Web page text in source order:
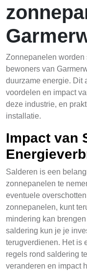
Zonnepanelen worden
bewoners van
duurzame energie. Dit
voordelen en impact
deze industrie, en
installatie.
Impact van
Salderen is een
zonnepanelen te
eventuele
zonnepanelen, kunt
mindering kan
saldering kun je je
terugverdienen. Het is
regels rond saldering
veranderen en impact